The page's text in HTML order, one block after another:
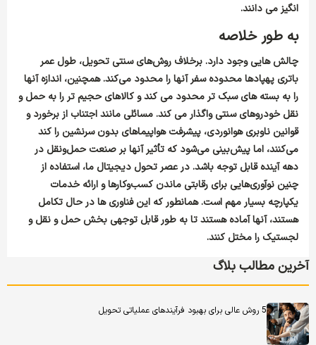
انگیز می دانند.
به طور خلاصه
چالش هایی وجود دارد. برخلاف روش‌های سنتی تحویل، طول عمر
باتری پهپادها محدوده سفر آنها را محدود می‌کند. همچنین، اندازه آنها
را به بسته های سبک تر محدود می کند و کالاهای حجیم تر را به حمل و
نقل خودروهای سنتی واگذار می کند. مسائلی مانند اجتناب از برخورد و
قوانین ناوبری هوانوردی، پیشرفت هواپیماهای بدون سرنشین را کند
می‌کنند، اما پیش‌بینی می‌شود که تأثیر آنها بر صنعت حمل‌ونقل در
دهه آینده قابل توجه باشد. در عصر تحول دیجیتال ما، استفاده از
چنین نوآوری‌هایی برای رقابتی ماندن کسب‌وکارها و ارائه خدمات
یکپارچه بسیار مهم است. همانطور که این فناوری ها در حال تکامل
هستند، آنها آماده هستند تا به طور قابل توجهی بخش حمل و نقل و
لجستیک را مختل کنند.
آخرین مطالب بلاگ
5 روش عالی برای بهبود فرآیندهای عملیاتی تحویل